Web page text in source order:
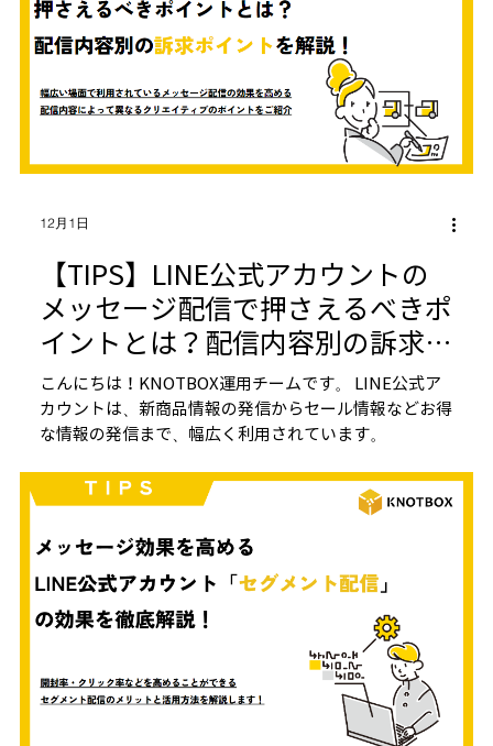
12月1日
【TIPS】LINE公式アカウントの
メッセージ配信で押さえるべきポ
イントとは？配信内容別の訴求ポ
イントを解説！
こんにちは！KNOTBOX運用チームです。 LINE公式ア
カウントは、新商品情報の発信からセール情報などお得
な情報の発信まで、幅広く利用されています。